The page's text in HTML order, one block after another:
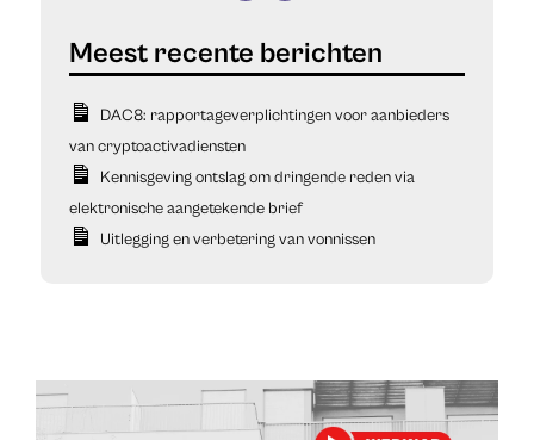
DAC8: rapportageverplichtingen voor aanbieders
van cryptoactivadiensten
Kennisgeving ontslag om dringende reden via
elektronische aangetekende brief
Uitlegging en verbetering van vonnissen